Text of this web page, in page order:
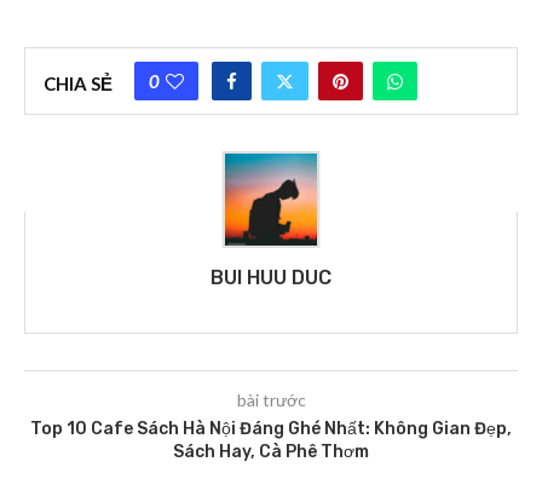
CHIA SẺ 0
BUI HUU DUC
bài trước
Top 10 Cafe Sách Hà Nội Đáng Ghé Nhất: Không Gian Đẹp,
Sách Hay, Cà Phê Thơm